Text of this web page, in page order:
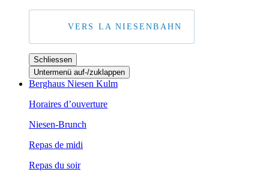
VERS LA NIESENBAHN
Schliessen
Untermenü auf-/zuklappen
Berghaus Niesen Kulm
Horaires d’ouverture
Niesen-Brunch
Repas de midi
Repas du soir